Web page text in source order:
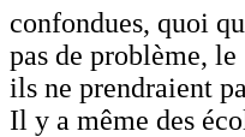
confondues, quoi
pas de problème,
ils ne prendraient
Il y a même des